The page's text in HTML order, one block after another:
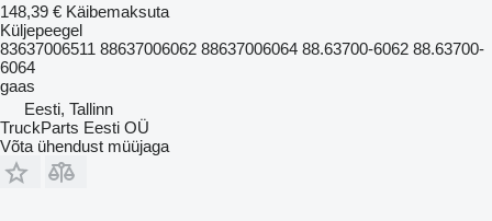
148,39 € Käibemaksuta
Küljepeegel
83637006511 88637006062 88637006064 88.63700-6062 88.63700-
6064
gaas
Eesti, Tallinn
TruckParts Eesti OÜ
Võta ühendust müüjaga